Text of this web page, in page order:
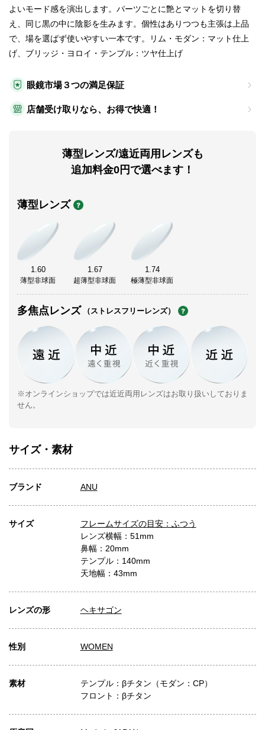
眼鏡市場３つの満足保証
店舗受け取りなら、お得で快適！
薄型レンズ/遠近両用レンズも
追加料金0円で選べます！
薄型レンズ
1.60
薄型非球面
1.67
超薄型非球面
1.74
極薄型非球面
多焦点レンズ （ストレスフリーレンズ）
※オンラインショップでは近近両用レンズはお取り扱いしておりま
せん。
よいモード感を演出します。パーツごとに艶とマットを切り替
え、同じ黒の中に陰影を生みます。個性はありつつも主張は上品
で、場を選ばず使いやすい一本です。リム・モダン：マット仕上
げ、ブリッジ・ヨロイ・テンプル：ツヤ仕上げ
サイズ・素材
ブランド ANU
サイズ
フレームサイズの目安：ふつう
レンズ横幅：51mm
鼻幅：20mm
テンプル：140mm
天地幅：43mm
レンズの形 ヘキサゴン
性別 WOMEN
素材
テンプル：βチタン（モダン：CP）
フロント：βチタン